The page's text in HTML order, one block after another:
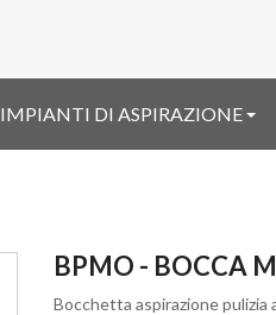
IMPIANTI DI ASPIRAZIONE
BPMO - BOCCA
Bocchetta aspirazione